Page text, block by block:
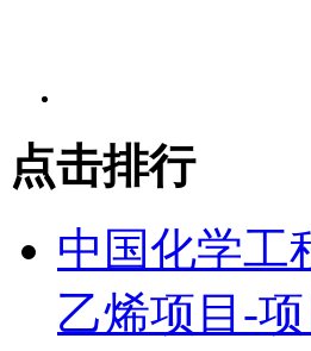
点击排行
中国化学工
乙烯项目-